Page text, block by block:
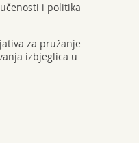
i politika
za pružanje
izbjeglica u